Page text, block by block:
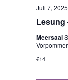
Lesung
Juli 7,
Meersaal
€14